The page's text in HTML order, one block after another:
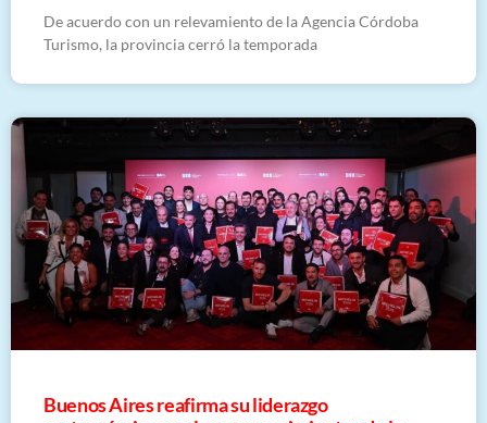
De acuerdo con un relevamiento de la Agencia Córdoba
Turismo, la provincia cerró la temporada
Buenos Aires reafirma su liderazgo